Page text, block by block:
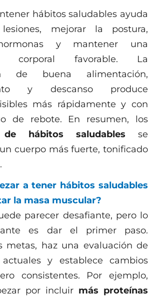
hábitos saludables ayuda
mejorar la postura,
y mantener una
corporal favorable. La
de buena alimentación,
y descanso produce
más rápidamente y con
de rebote. En resumen, los
de hábitos saludables se
cuerpo más fuerte, tonificado
a tener hábitos saludables
la masa muscular?
parecer desafiante, pero lo
es dar el primer paso.
metas, haz una evaluación de
y establece cambios
consistentes. Por ejemplo,
por incluir más proteínas